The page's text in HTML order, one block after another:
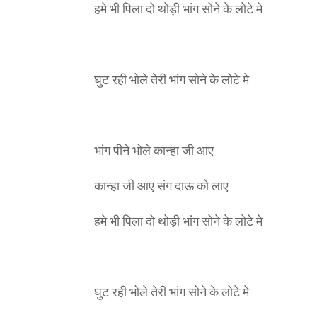
हमे भी पिला दो थोड़ी भांग सोने के लोटे मे
घुट रही भोले तेरी भांग सोने के लोटे मे
भांग पीने भोले कान्हा जी आए
कान्हा जी आए संग दाऊ को लाए
हमे भी पिला दो थोड़ी भांग सोने के लोटे मे
घुट रही भोले तेरी भांग सोने के लोटे मे